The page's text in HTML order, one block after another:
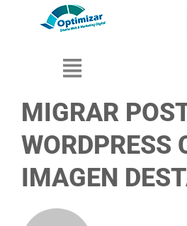
MIGRAR
WORDPRESS
IMAGEN